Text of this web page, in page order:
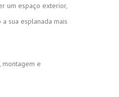
um espaço exterior,
sua esplanada mais
e